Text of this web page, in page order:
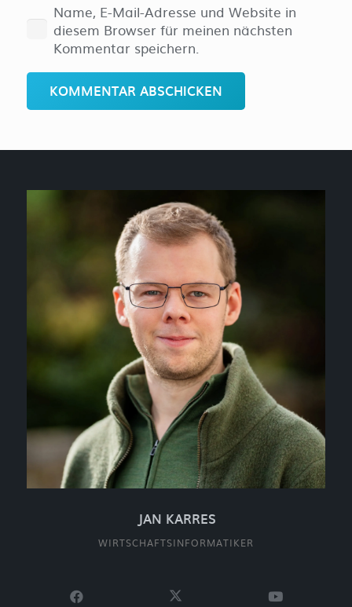
Name, E-Mail-Adresse und Website in
diesem Browser für meinen nächsten
Kommentar speichern.
KOMMENTAR ABSCHICKEN
JAN KARRES
WIRTSCHAFTSINFORMATIKER